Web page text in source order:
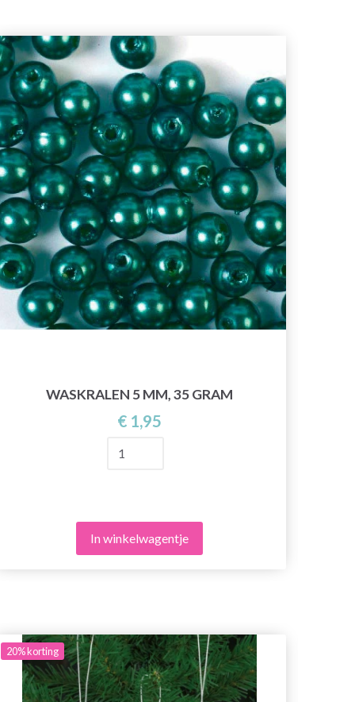
WASKRALEN 5 MM, 35 GRAM
€ 1,95
In winkelwagentje
20%korting